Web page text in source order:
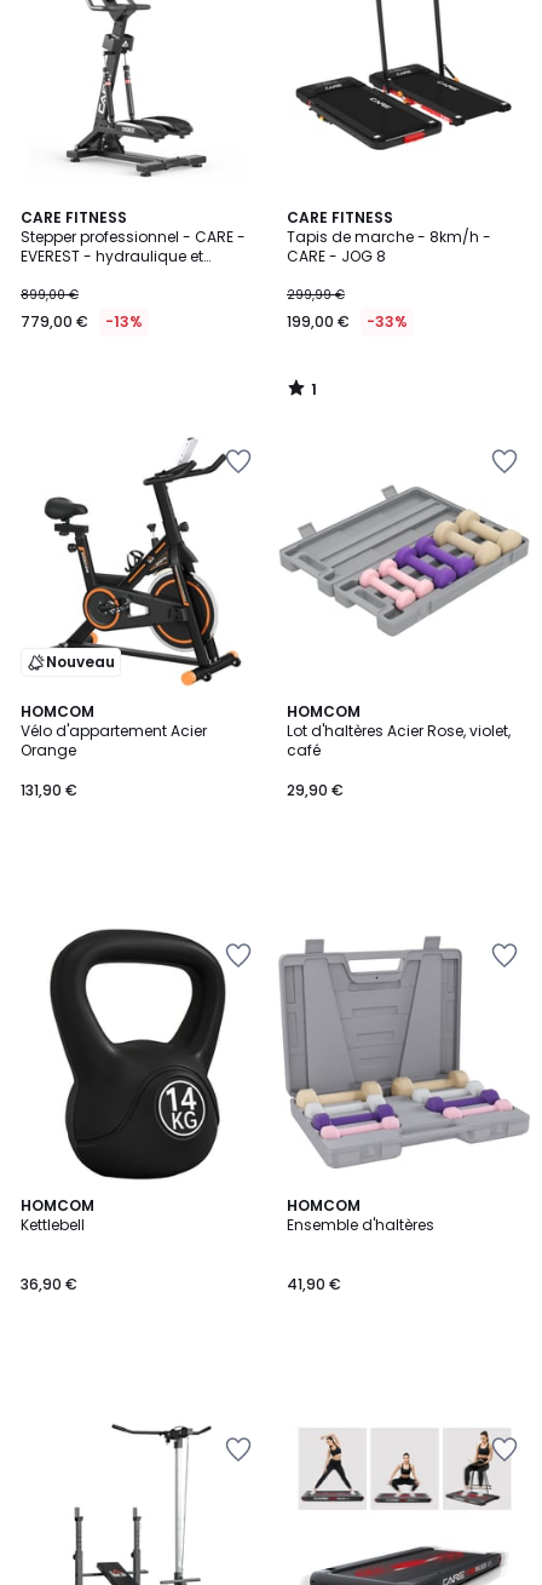
CARE FITNESS
Stepper professionnel - CARE -
EVEREST - hydraulique et
899,00 €
779,00 € -13%
CARE FITNESS
Tapis de marche - 8km/h -
CARE - JOG 8
299,99 €
199,00 € -33%
1
/
5
1
/
Nouveau
HOMCOM
Vélo d'appartement Acier
Orange
131,90 €
HOMCOM
Lot d'haltères Acier Rose, violet,
café
29,90 €
HOMCOM
Kettlebell
36,90 €
HOMCOM
Ensemble d'haltères
41,90 €